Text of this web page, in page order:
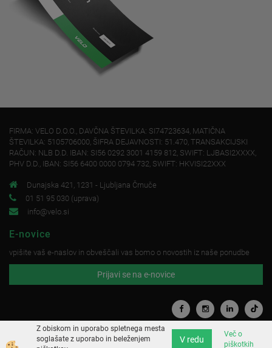
FIRMA: VELO D.O.O., DAVČNA ŠTEVILKA: SI74723634, MATIČNA
ŠTEVILKA: 5105706000, ŠIFRA DEJAVNOSTI: 51.470, TRANSAKCIJSKI
RAČUN: NLB D.D. IBAN: SI56 0292 3001 4159 812, SWIFT: LJBASI2XXXX,
PHV D.D., IBAN: SI56 6400 0000 0794 732, SWIFT: HKVISI22XXX
Dunajska 421, 1231 - Ljubljana Črnuče
01 51 95 030 (uprava)
info@velo.si
E-novice
vpišite vaš e-naslov in obveščali vas bomo o novostih iz naše ponudbe
Prijavi se na e-novice
Z obiskom in uporabo spletnega mesta
soglašate z uporabo in beleženjem
V redu
Več o
piškotkih